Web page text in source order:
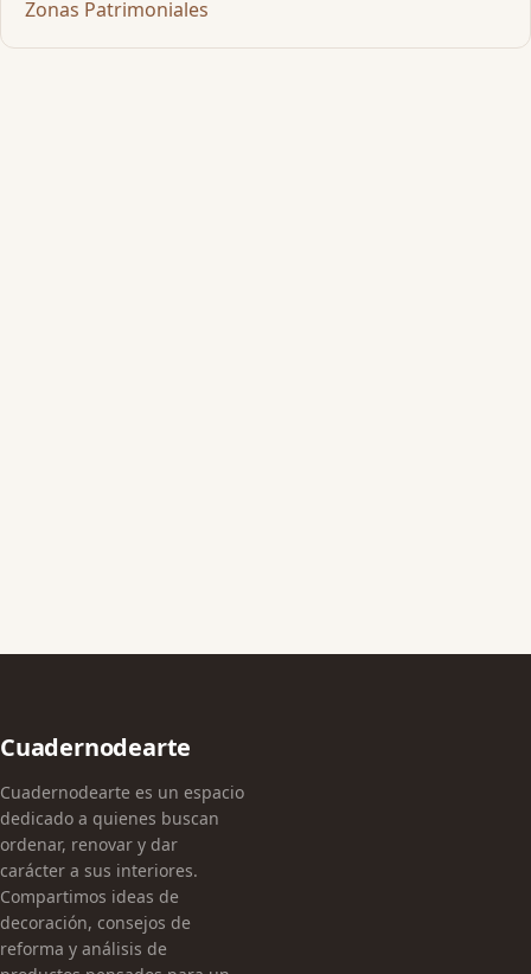
Zonas Patrimoniales
Cuadernodearte
Cuadernodearte es un espacio
dedicado a quienes buscan
ordenar, renovar y dar
carácter a sus interiores.
Compartimos ideas de
decoración, consejos de
reforma y análisis de